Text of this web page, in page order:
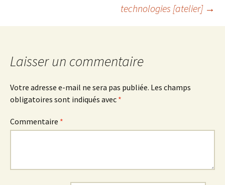
articles
technologies [atelier] →
Laisser un commentaire
Votre adresse e-mail ne sera pas publiée. Les champs
obligatoires sont indiqués avec *
Commentaire *